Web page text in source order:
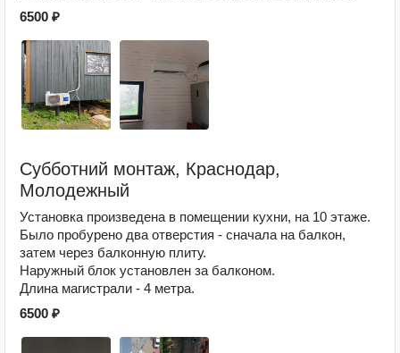
6500 ₽
Субботний монтаж, Краснодар,
Молодежный
Установка произведена в помещении кухни, на 10 этаже.
Было пробурено два отверстия - сначала на балкон,
затем через балконную плиту.
Наружный блок установлен за балконом.
Длина магистрали - 4 метра.
6500 ₽